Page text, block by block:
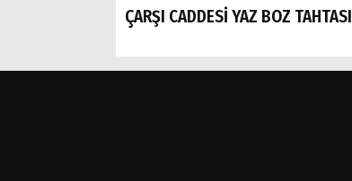
ÇARŞI CADDESİ YAZ BOZ TAHTASI